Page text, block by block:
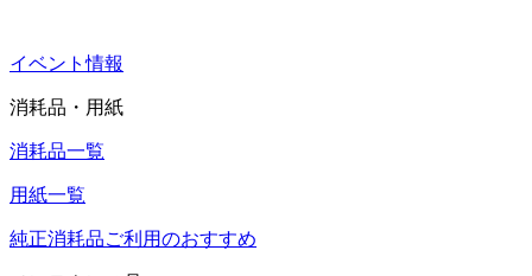
イベント情報
消耗品・用紙
消耗品一覧
用紙一覧
純正消耗品ご利用のおすすめ